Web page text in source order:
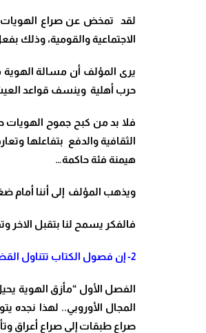
لقد تمخض عن صراع الهويات
الاجتماعية والقومية، وذلك
يرى المؤلف أن مسالة الهوية
حرب أهلية وينسف قواعد
فلا بد من كبح جموح الهويات
الثقافية والدفع بتفاعلها
هيمنة فئة حاكمة…
ويذهب المؤلف إلى أننا أمام
فالفكر يسمح لنا بتقبل الاخر
2- إن فصول الكتاب تتناول القضايا الهوياتية من جوانبها المختلفة فكل فصل يكمل الفصل الذي يليه ..بحيث هناك خط ناظم بين جميع الفصول..
الفصل الأول “مأزق الهوية
المجال الأوروبي.. لهذا نجده
صراع طبقات إلى صراع أعراق